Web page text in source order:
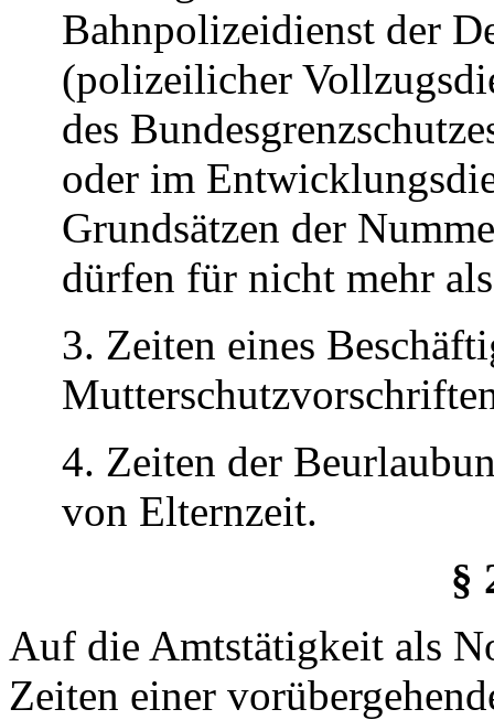
Bahnpolizeidienst der
(polizeilicher
des
oder im
Grundsätzen der
dürfen für nicht mehr
3. Zeiten eines
4. Zeiten der
von Elternzeit.
§
Auf die Amtstätigkeit als
Zeiten einer